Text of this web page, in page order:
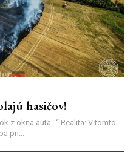
hasičov!
z okna auta...“ ​Realita: V tomto
pri...